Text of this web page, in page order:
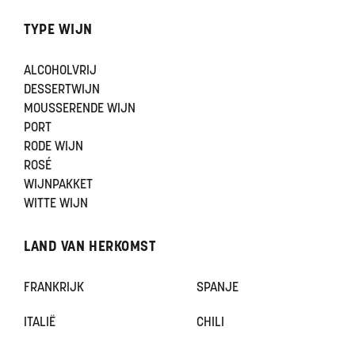
TYPE WIJN
ALCOHOLVRIJ
DESSERTWIJN
MOUSSERENDE WIJN
PORT
RODE WIJN
ROSÉ
WIJNPAKKET
WITTE WIJN
LAND VAN HERKOMST
FRANKRIJK SPANJE
ITALIË CHILI